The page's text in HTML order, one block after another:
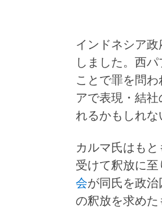
インドネシア
しました。西
ことで罪を問
アで表現・結
れるかもしれな
カルマ氏はもと
受けて釈放に至
会が同氏を政治
の釈放を求めた